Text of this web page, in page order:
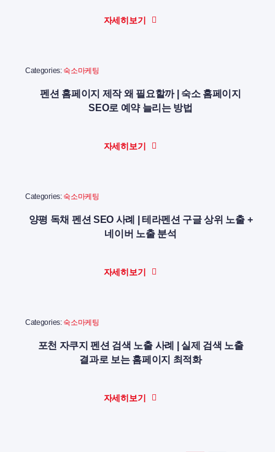
자세히보기
Categories: 숙소마케팅
펜션 홈페이지 제작 왜 필요할까 | 숙소 홈페이지
SEO로 예약 늘리는 방법
자세히보기
Categories: 숙소마케팅
양평 독채 펜션 SEO 사례 | 테라펜션 구글 상위 노출 +
네이버 노출 분석
자세히보기
Categories: 숙소마케팅
포천 자쿠지 펜션 검색 노출 사례 | 실제 검색 노출
결과로 보는 홈페이지 최적화
자세히보기